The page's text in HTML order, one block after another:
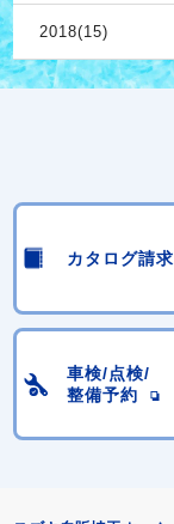
2018(15)
カタログ請求
車検/点検/
整備予約